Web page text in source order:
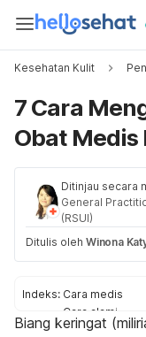
Kesehatan Kulit
7 Cara
Obat
Ditinjau secara
General
(RSUI)
Ditulis oleh Winona
Indeks: Cara medis
Cara alami
Hal yang perlu
Biang keringat